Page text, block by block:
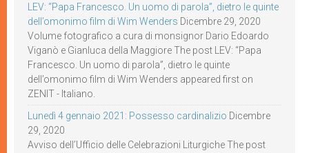
LEV: “Papa Francesco. Un uomo di parola”, dietro le quinte
dell’omonimo film di Wim Wenders Dicembre 29, 2020
Volume fotografico a cura di monsignor Dario Edoardo
Viganò e Gianluca della Maggiore The post LEV: “Papa
Francesco. Un uomo di parola”, dietro le quinte
dell’omonimo film di Wim Wenders appeared first on
ZENIT - Italiano.
Lunedì 4 gennaio 2021: Possesso cardinalizio Dicembre
29, 2020
Avviso dell’Ufficio delle Celebrazioni Liturgiche The post